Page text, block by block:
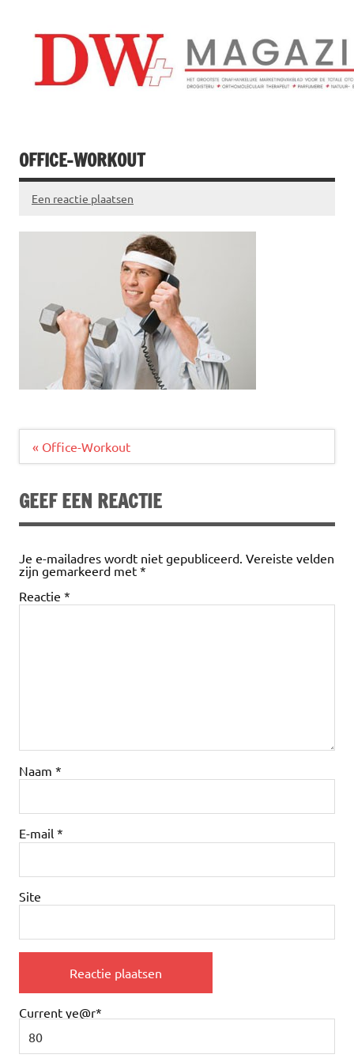
inhoud
OFFICE-WORKOUT
Een reactie plaatsen
Bericht
« Office-Workout
GEEF EEN REACTIE
Je e-mailadres wordt niet gepubliceerd. Vereiste velden
zijn gemarkeerd met *
Reactie *
Naam *
E-mail *
Site
Current ye@r*